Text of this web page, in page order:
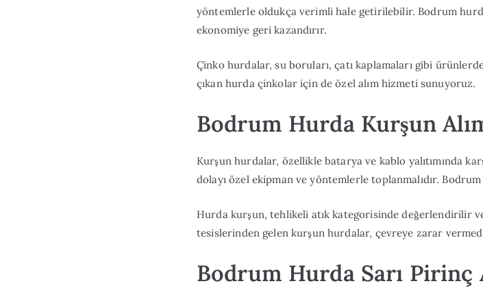
yöntemlerle oldukça verimli hale getirilebilir. Bodrum
ekonomiye geri kazandırır.
Çinko hurdalar, su boruları, çatı kaplamaları gibi
çıkan hurda çinkolar için de özel alım hizmeti sunuyoruz.
Bodrum Hurda Kurşun
Kurşun hurdalar, özellikle batarya ve kablo yalıtımında
dolayı özel ekipman ve yöntemlerle toplanmalıdır.
Hurda kurşun, tehlikeli atık kategorisinde değerlendirilir
tesislerinden gelen kurşun hurdalar, çevreye zarar
Bodrum Hurda Sarı Pirinç